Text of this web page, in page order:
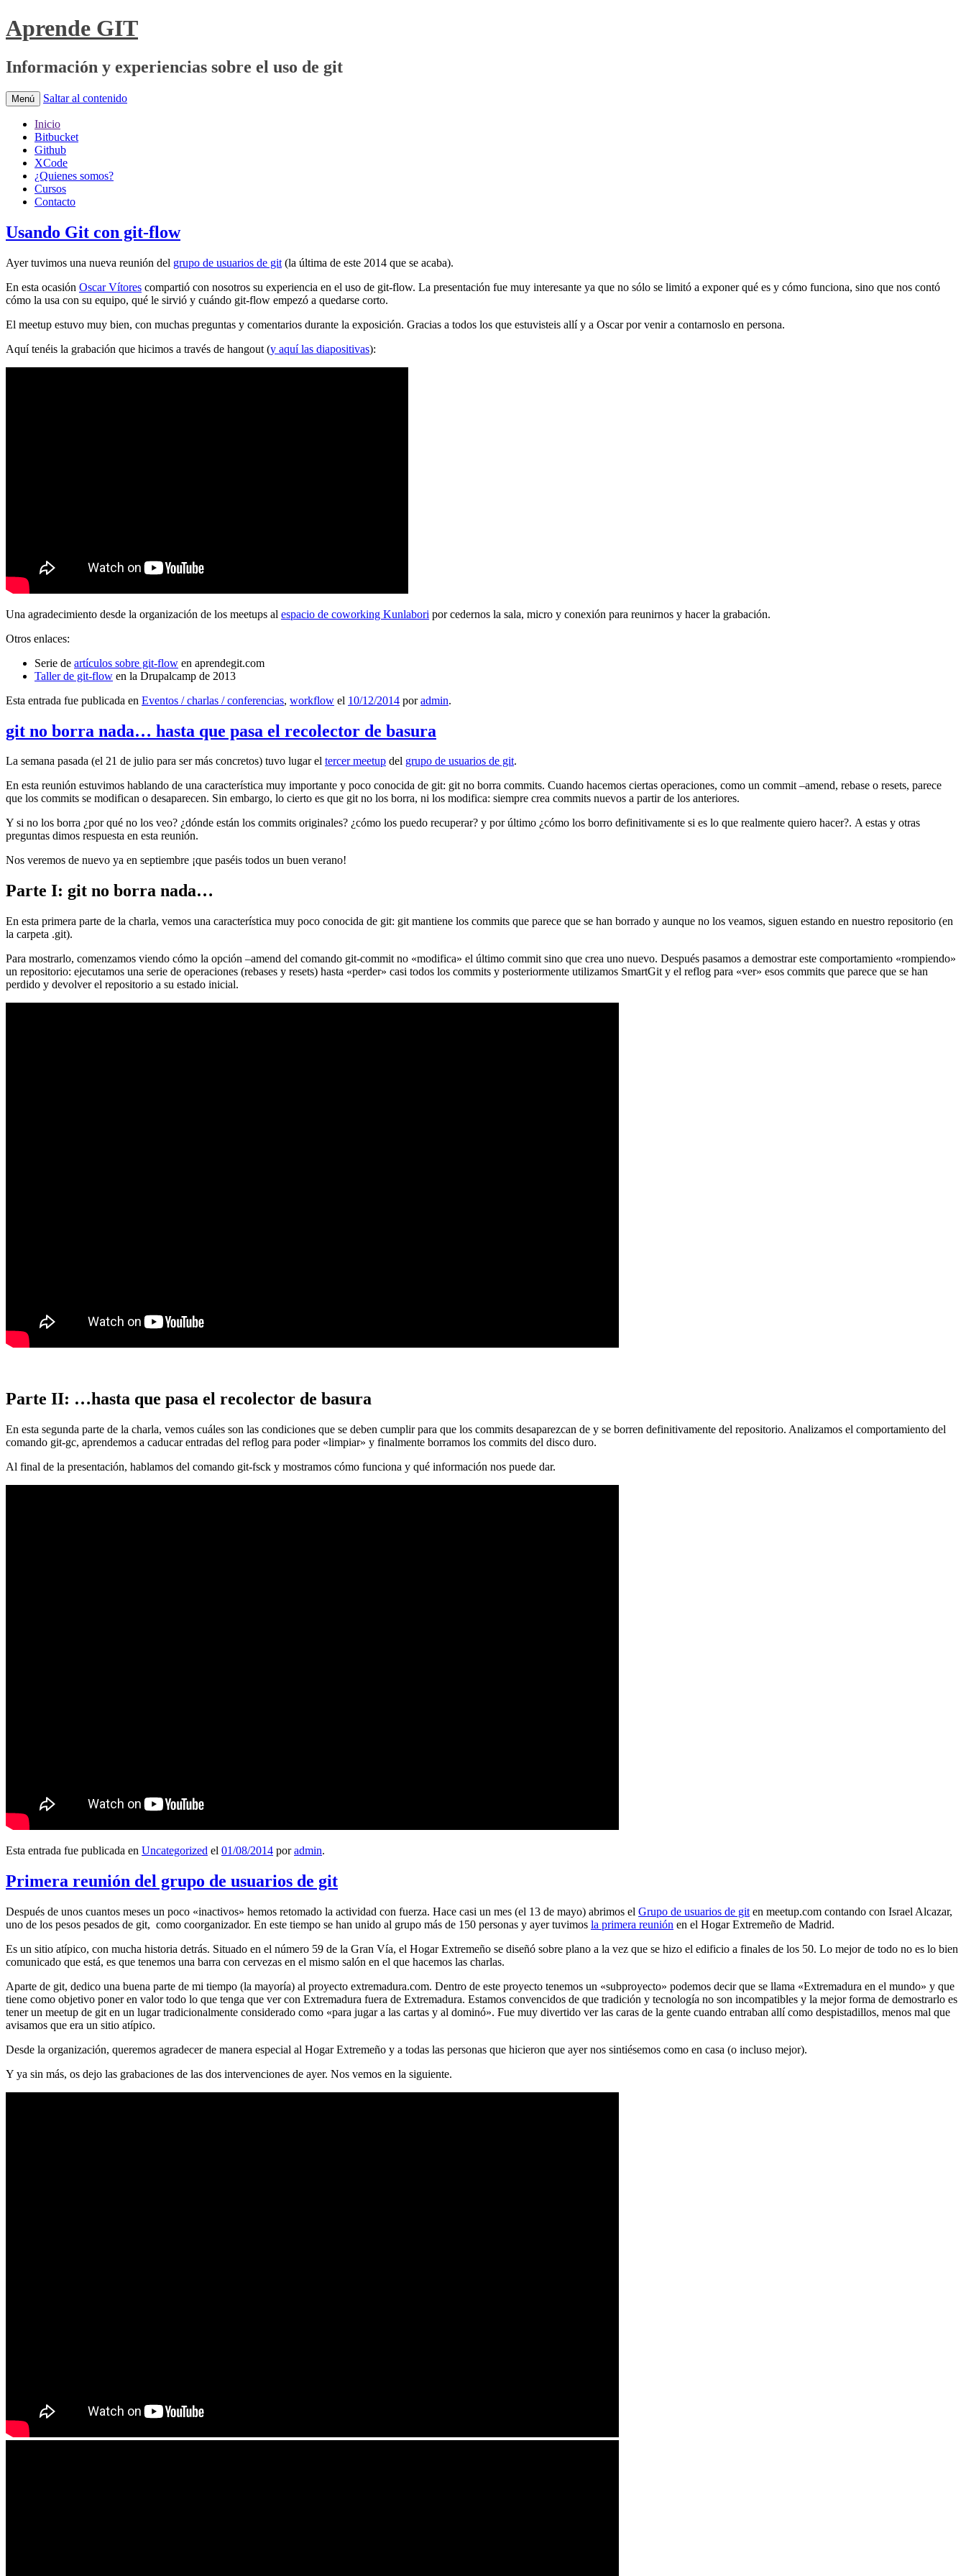
Aprende GIT
Información y experiencias sobre el uso de git
Menú Saltar al contenido
Inicio
Bitbucket
Github
XCode
¿Quienes somos?
Cursos
Contacto
Usando Git con git-flow
Ayer tuvimos una nueva reunión del grupo de usuarios de git (la última de este 2014 que se acaba).
En esta ocasión Oscar Vítores compartió con nosotros su experiencia en el uso de git-flow. La presentación fue muy interesante ya que no sólo se limitó a exponer qué es y cómo funciona, sino que nos contó
cómo la usa con su equipo, qué le sirvió y cuándo git-flow empezó a quedarse corto.
El meetup estuvo muy bien, con muchas preguntas y comentarios durante la exposición. Gracias a todos los que estuvisteis allí y a Oscar por venir a contarnoslo en persona.
Aquí tenéis la grabación que hicimos a través de hangout (y aquí las diapositivas):
Una agradecimiento desde la organización de los meetups al espacio de coworking Kunlabori por cedernos la sala, micro y conexión para reunirnos y hacer la grabación.
Otros enlaces:
Serie de artículos sobre git-flow en aprendegit.com
Taller de git-flow en la Drupalcamp de 2013
Esta entrada fue publicada en Eventos / charlas / conferencias, workflow el 10/12/2014 poradmin.
git no borra nada… hasta que pasa el recolector de basura
La semana pasada (el 21 de julio para ser más concretos) tuvo lugar el tercer meetup del grupo de usuarios de git.
En esta reunión estuvimos hablando de una característica muy importante y poco conocida de git: git no borra commits. Cuando hacemos ciertas operaciones, como un commit –amend, rebase o resets, parece
que los commits se modifican o desaparecen. Sin embargo, lo cierto es que git no los borra, ni los modifica: siempre crea commits nuevos a partir de los anteriores.
Y si no los borra ¿por qué no los veo? ¿dónde están los commits originales? ¿cómo los puedo recuperar? y por último ¿cómo los borro definitivamente si es lo que realmente quiero hacer?. A estas y otras
preguntas dimos respuesta en esta reunión.
Nos veremos de nuevo ya en septiembre ¡que paséis todos un buen verano!
Parte I: git no borra nada…
En esta primera parte de la charla, vemos una característica muy poco conocida de git: git mantiene los commits que parece que se han borrado y aunque no los veamos, siguen estando en nuestro repositorio (en
la carpeta .git).
Para mostrarlo, comenzamos viendo cómo la opción –amend del comando git-commit no «modifica» el último commit sino que crea uno nuevo. Después pasamos a demostrar este comportamiento «rompiendo»
un repositorio: ejecutamos una serie de operaciones (rebases y resets) hasta «perder» casi todos los commits y posteriormente utilizamos SmartGit y el reflog para «ver» esos commits que parece que se han
perdido y devolver el repositorio a su estado inicial.
Parte II: …hasta que pasa el recolector de basura
En esta segunda parte de la charla, vemos cuáles son las condiciones que se deben cumplir para que los commits desaparezcan de y se borren definitivamente del repositorio. Analizamos el comportamiento del
comando git-gc, aprendemos a caducar entradas del reflog para poder «limpiar» y finalmente borramos los commits del disco duro.
Al final de la presentación, hablamos del comando git-fsck y mostramos cómo funciona y qué información nos puede dar.
Esta entrada fue publicada en Uncategorized el 01/08/2014 poradmin.
Primera reunión del grupo de usuarios de git
Después de unos cuantos meses un poco «inactivos» hemos retomado la actividad con fuerza. Hace casi un mes (el 13 de mayo) abrimos el Grupo de usuarios de git en meetup.com contando con Israel Alcazar,
uno de los pesos pesados de git, como coorganizador. En este tiempo se han unido al grupo más de 150 personas y ayer tuvimos la primera reunión en el Hogar Extremeño de Madrid.
Es un sitio atípico, con mucha historia detrás. Situado en el número 59 de la Gran Vía, el Hogar Extremeño se diseñó sobre plano a la vez que se hizo el edificio a finales de los 50. Lo mejor de todo no es lo bien
comunicado que está, es que tenemos una barra con cervezas en el mismo salón en el que hacemos las charlas.
Aparte de git, dedico una buena parte de mi tiempo (la mayoría) al proyecto extremadura.com. Dentro de este proyecto tenemos un «subproyecto» podemos decir que se llama «Extremadura en el mundo» y que
tiene como objetivo poner en valor todo lo que tenga que ver con Extremadura fuera de Extremadura. Estamos convencidos de que tradición y tecnología no son incompatibles y la mejor forma de demostrarlo es
tener un meetup de git en un lugar tradicionalmente considerado como «para jugar a las cartas y al dominó». Fue muy divertido ver las caras de la gente cuando entraban allí como despistadillos, menos mal que
avisamos que era un sitio atípico.
Desde la organización, queremos agradecer de manera especial al Hogar Extremeño y a todas las personas que hicieron que ayer nos sintiésemos como en casa (o incluso mejor).
Y ya sin más, os dejo las grabaciones de las dos intervenciones de ayer. Nos vemos en la siguiente.